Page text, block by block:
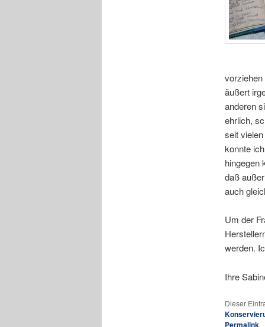
vorziehen
äußert
anderen
ehrlich,
seit
konnte
hingegen
daß
auch
Um der
werden.
Ihre
Dieser
Permalink.